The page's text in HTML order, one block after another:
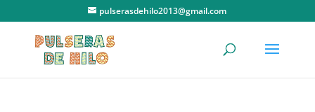
pulserasdehilo2013@gmail.com